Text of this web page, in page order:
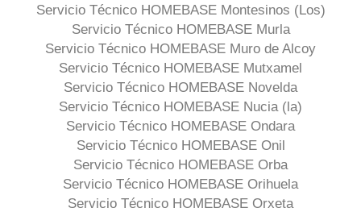
Servicio Técnico HOMEBASE Montesinos (Los)
Servicio Técnico HOMEBASE Murla
Servicio Técnico HOMEBASE Muro de Alcoy
Servicio Técnico HOMEBASE Mutxamel
Servicio Técnico HOMEBASE Novelda
Servicio Técnico HOMEBASE Nucia (la)
Servicio Técnico HOMEBASE Ondara
Servicio Técnico HOMEBASE Onil
Servicio Técnico HOMEBASE Orba
Servicio Técnico HOMEBASE Orihuela
Servicio Técnico HOMEBASE Orxeta